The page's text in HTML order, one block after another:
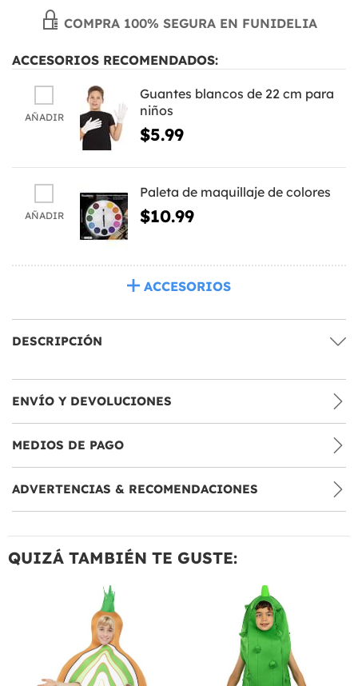
COMPRA 100% SEGURA EN FUNIDELIA
ACCESORIOS RECOMENDADOS:
AÑADIR
Guantes blancos de 22 cm para
niños
$5.99
AÑADIR
Paleta de maquillaje de colores
$10.99
ACCESORIOS
DESCRIPCIÓN
ENVÍO Y DEVOLUCIONES
MEDIOS DE PAGO
ADVERTENCIAS & RECOMENDACIONES
QUIZÁ TAMBIÉN TE GUSTE: